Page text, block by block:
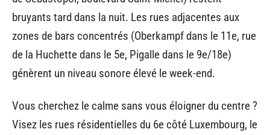
bruyants tard dans la nuit. Les rues adjacentes aux
zones de bars concentrés (Oberkampf dans le 11e, rue
de la Huchette dans le 5e, Pigalle dans le 9e/18e)
génèrent un niveau sonore élevé le week-end.
Vous cherchez le calme sans vous éloigner du centre ?
Visez les rues résidentielles du 6e côté Luxembourg, le